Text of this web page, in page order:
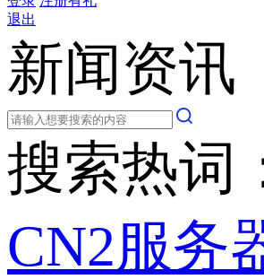
退出
新闻资讯
搜索热词
CN2服务